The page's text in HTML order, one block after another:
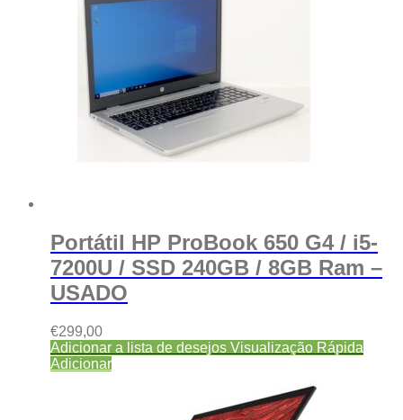
Portátil HP ProBook 650 G4 / i5-
7200U / SSD 240GB / 8GB Ram –
USADO
€299,00
Adicionar a lista de desejos Visualização Rápida
Adicionar